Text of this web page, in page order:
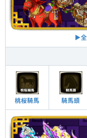
▶︎全
桃桜騎馬 騎馬頭